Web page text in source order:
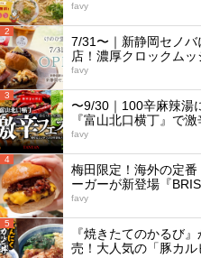
favy
2
7/31〜｜新静岡セノ
店！濃厚クロックム
favy
3
〜9/30｜100辛麻辣湯
『富山北口横丁』で
favy
4
梅田限定！海外の定
ーガーが新登場『
favy
5
『焼きたてのかるび
売！大人気の「豚カ